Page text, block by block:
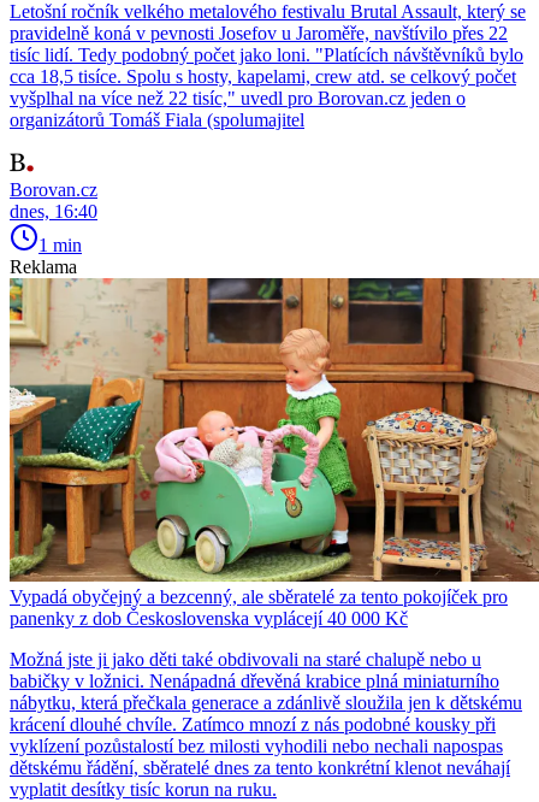
Letošní ročník velkého metalového festivalu Brutal Assault, který se
pravidelně koná v pevnosti Josefov u Jaroměře, navštívilo přes 22
tisíc lidí. Tedy podobný počet jako loni. "Platících návštěvníků bylo
cca 18,5 tisíce. Spolu s hosty, kapelami, crew atd. se celkový počet
vyšplhal na více než 22 tisíc," uvedl pro Borovan.cz jeden o
organizátorů Tomáš Fiala (spolumajitel
Borovan.cz
dnes, 16:40
1 min
Reklama
Vypadá obyčejný a bezcenný, ale sběratelé za tento pokojíček pro
panenky z dob Československa vyplácejí 40 000 Kč
Možná jste ji jako děti také obdivovali na staré chalupě nebo u
babičky v ložnici. Nenápadná dřevěná krabice plná miniaturního
nábytku, která přečkala generace a zdánlivě sloužila jen k dětskému
krácení dlouhé chvíle. Zatímco mnozí z nás podobné kousky při
vyklízení pozůstalostí bez milosti vyhodili nebo nechali napospas
dětskému řádění, sběratelé dnes za tento konkrétní klenot neváhají
vyplatit desítky tisíc korun na ruku.